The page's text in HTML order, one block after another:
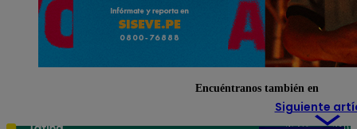
Siguiente
Encuéntranos también en